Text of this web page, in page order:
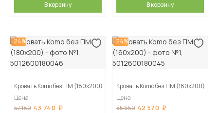
В корзину В корзину
-24%
Кровать Komo без ПМ (180х200)
Цена
57 180 43 740
-24%
Кровать Komo без ПМ (160х200)
Цена
55 650 42 570